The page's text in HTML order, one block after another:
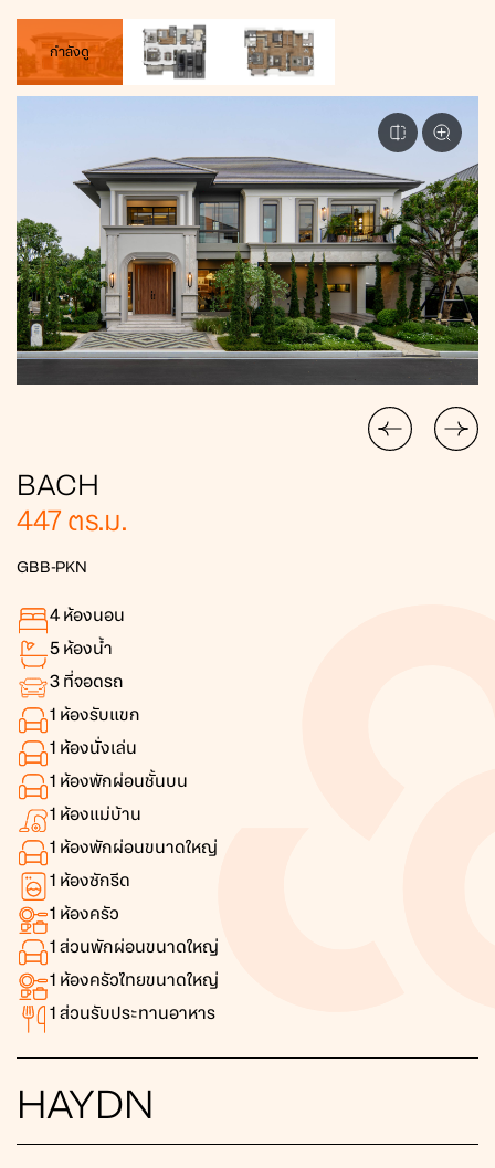
กำลังดู
BACH
447ตร.ม.
GBB-PKN
4 ห้องนอน
5 ห้องน้ำ
3 ที่จอดรถ
1 ห้องรับแขก
1 ห้องนั่งเล่น
1 ห้องพักผ่อนชั้นบน
1 ห้องแม่บ้าน
1 ห้องพักผ่อนขนาดใหญ่
1 ห้องซักรีด
1 ห้องครัว
1 ส่วนพักผ่อนขนาดใหญ่
1 ห้องครัวไทยขนาดใหญ่
1 ส่วนรับประทานอาหาร
HAYDN